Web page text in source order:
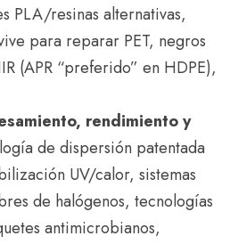
PLA/resinas alternativas,
para reparar PET, negros
(APR “preferido” en HDPE),
rendimiento y
de dispersión patentada
UV/calor, sistemas
de halógenos, tecnologías
antimicrobianos,